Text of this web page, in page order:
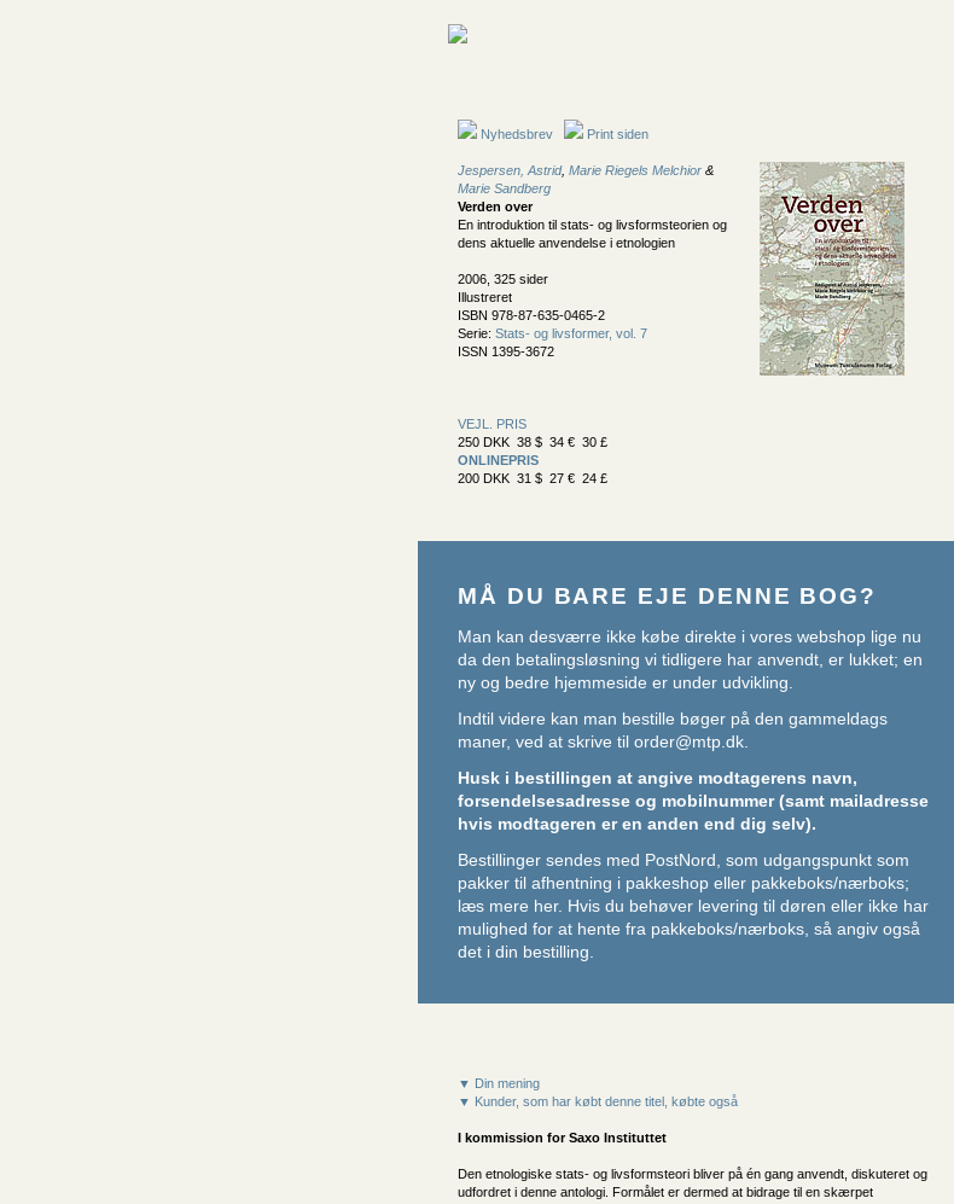
Nyhedsbrev Print siden
Jespersen, Astrid, Marie Riegels Melchior &
Marie Sandberg
Verden over
En introduktion til stats- og livsformsteorien og
dens aktuelle anvendelse i etnologien
2006, 325 sider
Illustreret
ISBN 978-87-635-0465-2
Serie: Stats- og livsformer, vol. 7
ISSN 1395-3672
VEJL. PRIS
250 DKK 38 $ 34 € 30 £
ONLINEPRIS
200 DKK 31 $ 27 € 24 £
MÅ DU BARE EJE DENNE BOG?
Man kan desværre ikke købe direkte i vores webshop lige nu
da den betalingsløsning vi tidligere har anvendt, er lukket; en
ny og bedre hjemmeside er under udvikling.
Indtil videre kan man bestille bøger på den gammeldags
maner, ved at skrive til order@mtp.dk.
Husk i bestillingen at angive modtagerens navn,
forsendelsesadresse og mobilnummer (samt mailadresse
hvis modtageren er en anden end dig selv).
Bestillinger sendes med PostNord, som udgangspunkt som
pakker til afhentning i pakkeshop eller pakkeboks/nærboks;
læs mere her. Hvis du behøver levering til døren eller ikke har
mulighed for at hente fra pakkeboks/nærboks, så angiv også
det i din bestilling.
▼ Din mening
▼ Kunder, som har købt denne titel, købte også
I kommission forSaxo Instituttet
Den etnologiske stats- og livsformsteori bliver på én gang anvendt, diskuteret og
udfordret i denne antologi. Formålet er dermed at bidrage til en skærpet